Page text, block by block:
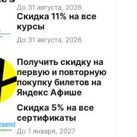
До 31 августа, 2026
Скидка 11% на все
курсы
До 31 августа, 2026
Получить скидку на
первую и повторную
покупку билетов на
Яндекс Афише
Скидка 5% на все
сертификаты
До 1 января, 2027